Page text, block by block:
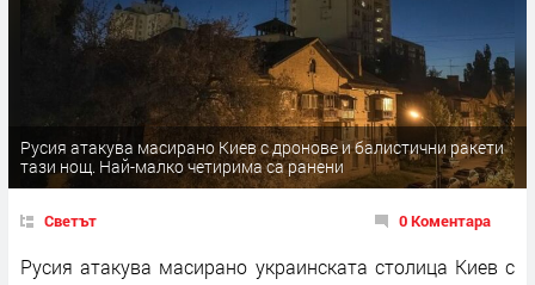
Русия атакува масирано Киев с дронове и балистични ракети
тази нощ. Най-малко четирима са ранени
Светът 0 Коментара
Русия атакува масирано украинската столица Киев с